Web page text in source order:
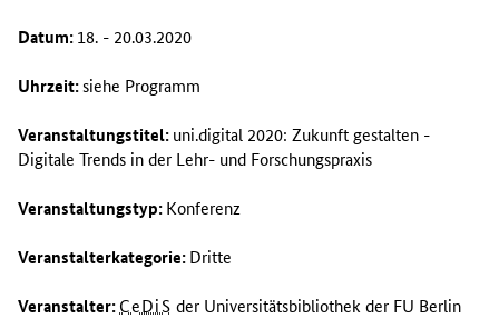
Datum:18. - 20.03.2020
Uhrzeit:siehe Programm
Veranstaltungstitel:uni.digital 2020: Zukunft gestalten -
Digitale Trends in der Lehr- und Forschungspraxis
Veranstaltungstyp:Konferenz
Veranstalterkategorie:Dritte
Veranstalter:CeDiS der Universitätsbibliothek der FU Berlin